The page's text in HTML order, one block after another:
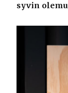
syvin